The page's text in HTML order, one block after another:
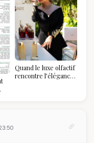
Quand le luxe olfactif
rencontre l’élégance